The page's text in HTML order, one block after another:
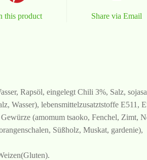
this product Share via Email
Rapsöl, eingelegt Chili 3%, Salz,
Wasser), lebensmittelzusatztstoffe E511,
(amomum tsaoko, Fenchel, Zimt,
Süßholz, Muskat, gardenie),